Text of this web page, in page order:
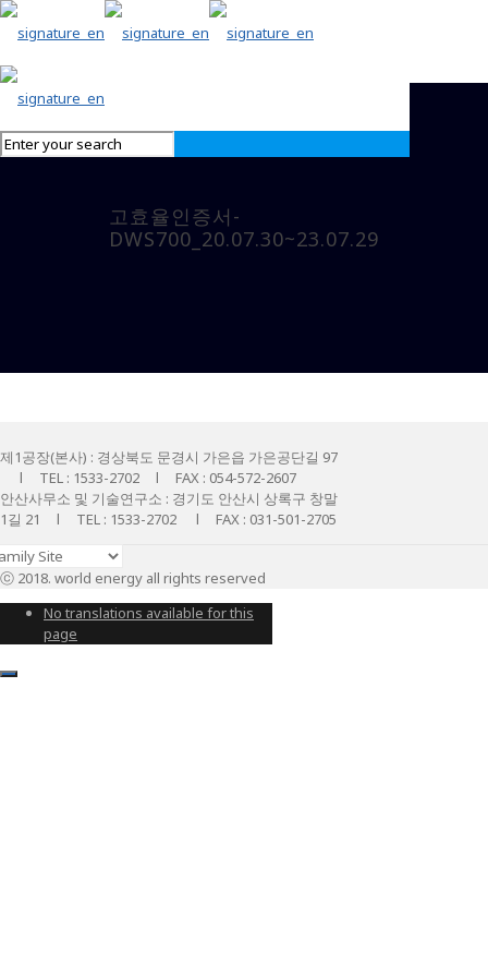
고효율인증서-
DWS700_20.07.30~23.07.29
제1공장(본사) : 경상북도 문경시 가은읍 가은공단길 97
l TEL : 1533-2702 l FAX : 054-572-2607
안산사무소 및 기술연구소 : 경기도 안산시 상록구 창말
1길 21 l TEL : 1533-2702 l FAX : 031-501-2705
ⓒ 2018. world energy all rights reserved
No translations available for this
page